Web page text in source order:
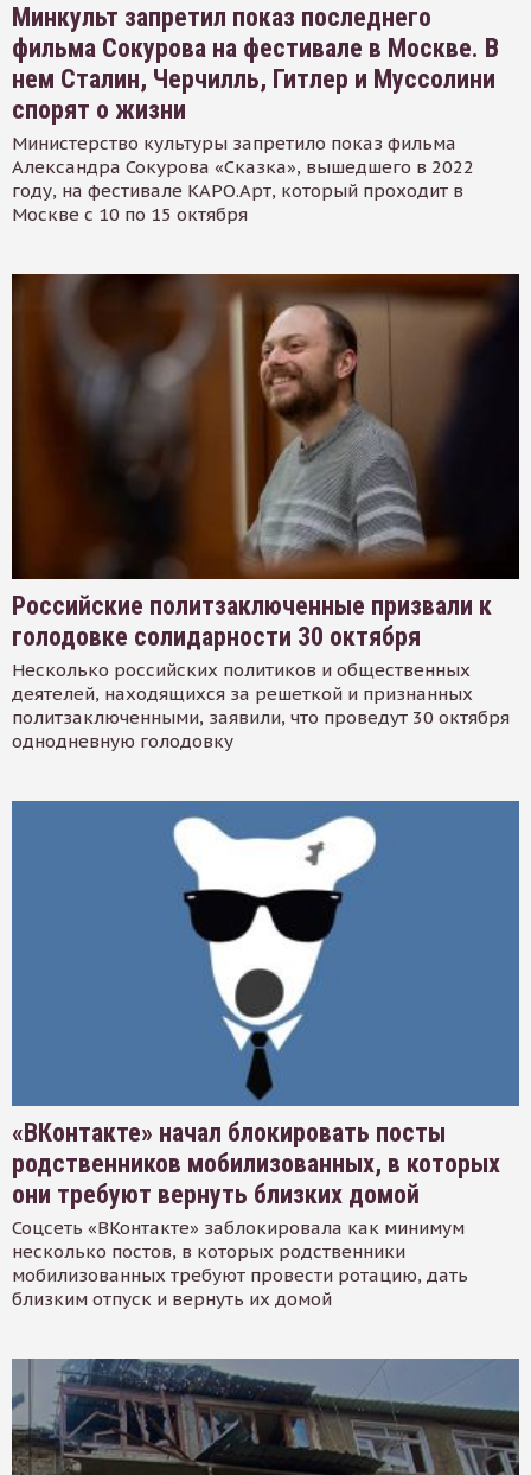
Минкульт запретил показ последнего
фильма Сокурова на фестивале в Москве. В
нем Сталин, Черчилль, Гитлер и Муссолини
спорят о жизни
Министерство культуры запретило показ фильма
Александра Сокурова «Сказка», вышедшего в 2022
году, на фестивале КАРО.Арт, который проходит в
Москве с 10 по 15 октября
Российские политзаключенные призвали к
голодовке солидарности 30 октября
Несколько российских политиков и общественных
деятелей, находящихся за решеткой и признанных
политзаключенными, заявили, что проведут 30 октября
однодневную голодовку
«ВКонтакте» начал блокировать посты
родственников мобилизованных, в которых
они требуют вернуть близких домой
Соцсеть «ВКонтакте» заблокировала как минимум
несколько постов, в которых родственники
мобилизованных требуют провести ротацию, дать
близким отпуск и вернуть их домой